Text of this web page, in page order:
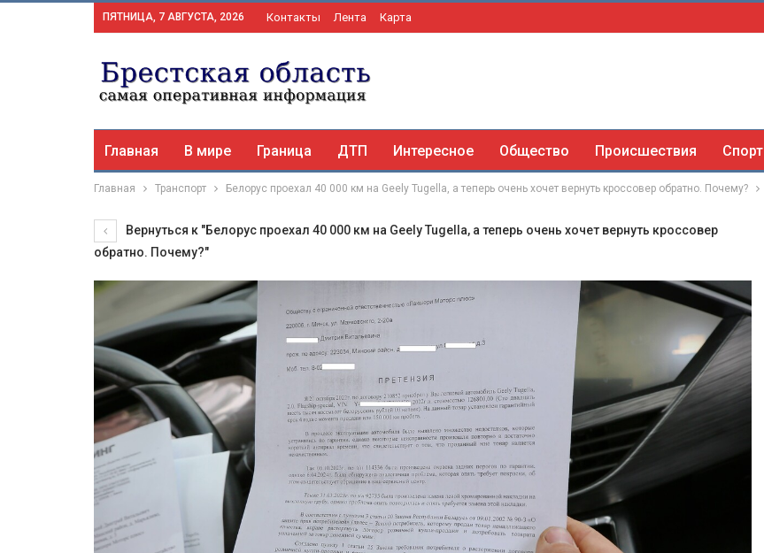
ПЯТНИЦА, 7 АВГУСТА, 2026 Контакты Лента Карта
Главная В мире Граница ДТП Интересное Общество Происшествия Спорт
Главная Транспорт Белорус проехал 40 000 км на Geely Tugella, а теперь очень хочет вернуть кроссовер обратно. Почему?
Вернуться к "Белорус проехал 40 000 км на Geely Tugella, а теперь очень хочет вернуть кроссовер
обратно. Почему?"